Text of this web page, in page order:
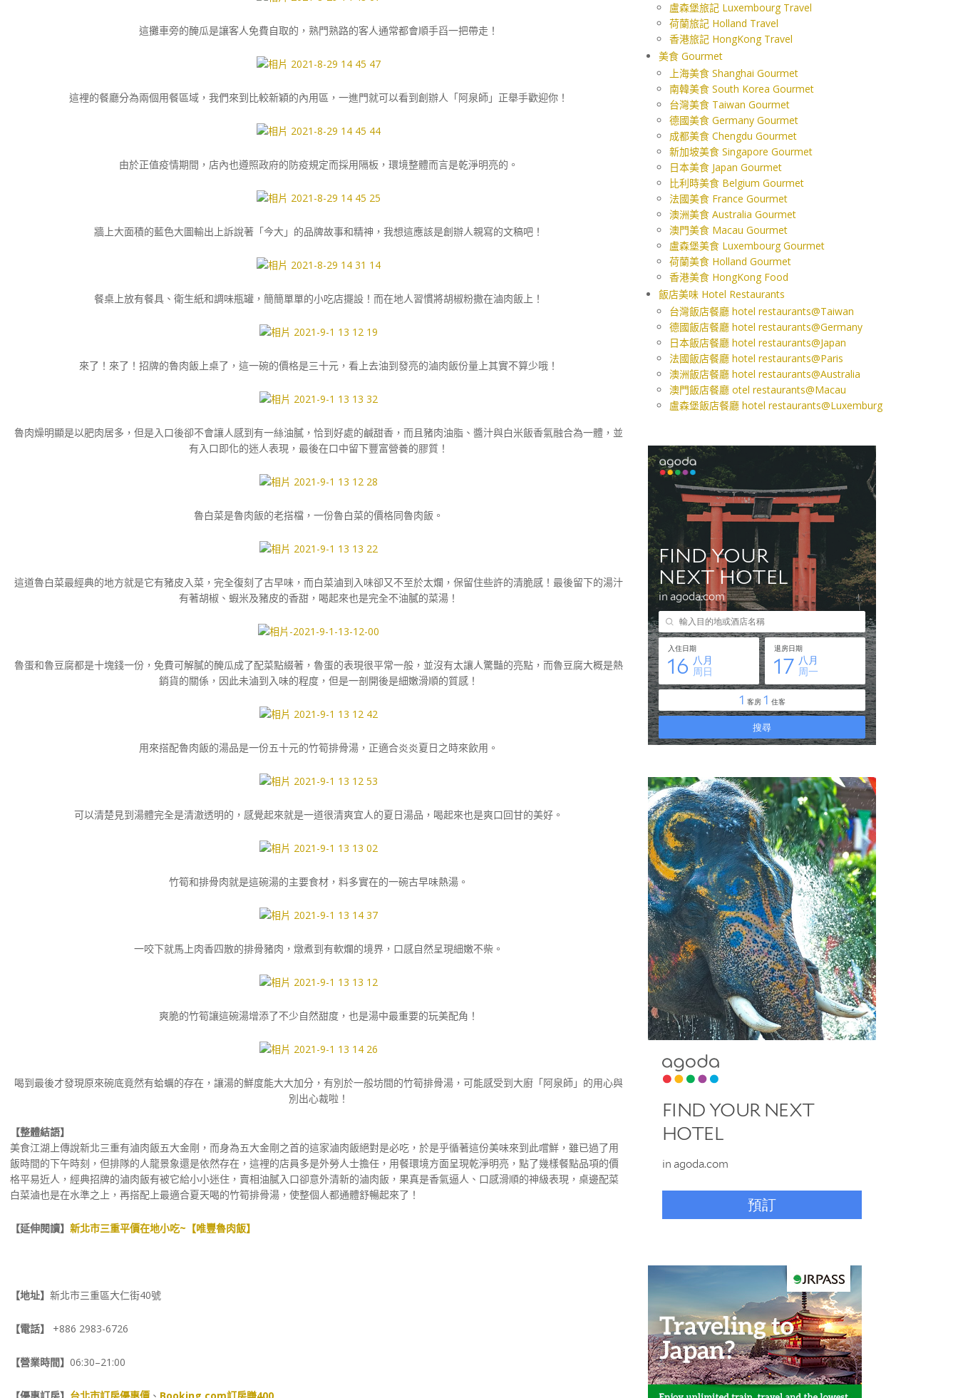
這攤車旁的醃瓜是讓客人免費自取的，熟門熟路的客人通常都會順手舀一把帶走！
這裡的餐廳分為兩個用餐區域，我們來到比較新穎的內用區，一進門就可以看到創辦人「阿泉師」正舉手歡迎你！
由於正值疫情期間，店內也遵照政府的防疫規定而採用隔板，環境整體而言是乾淨明亮的。
牆上大面積的藍色大圖輸出上訴說著「今大」的品牌故事和精神，我想這應該是創辦人親寫的文稿吧！
餐桌上放有餐具、衛生紙和調味瓶罐，簡簡單單的小吃店擺設！而在地人習慣將胡椒粉撒在滷肉飯上！
來了！來了！招牌的魯肉飯上桌了，這一碗的價格是三十元，看上去油到發亮的滷肉飯份量上其實不算少哦！
魯肉燥明顯是以肥肉居多，但是入口後卻不會讓人感到有一絲油膩，恰到好處的鹹甜香，而且豬肉油脂、醬汁與白米飯香氣融合為一體，並
有入口即化的迷人表現，最後在口中留下豐富營養的膠質！
魯白菜是魯肉飯的老搭檔，一份魯白菜的價格同魯肉飯。
這道魯白菜最經典的地方就是它有豬皮入菜，完全復刻了古早味，而白菜滷到入味卻又不至於太爛，保留住些許的清脆感！最後留下的湯汁
有著胡椒、蝦米及豬皮的香甜，喝起來也是完全不油膩的菜湯！
魯蛋和魯豆腐都是十塊錢一份，免費可解膩的醃瓜成了配菜點綴著，魯蛋的表現很平常一般，並沒有太讓人驚豔的亮點，而魯豆腐大概是熱
銷貨的關係，因此未滷到入味的程度，但是一剖開後是細嫩滑順的質感！
用來搭配魯肉飯的湯品是一份五十元的竹筍排骨湯，正適合炎炎夏日之時來飲用。
可以清楚見到湯體完全是清澈透明的，感覺起來就是一道很清爽宜人的夏日湯品，喝起來也是爽口回甘的美好。
竹筍和排骨肉就是這碗湯的主要食材，料多實在的一碗古早味熱湯。
一咬下就馬上肉香四散的排骨豬肉，燉煮到有軟爛的境界，口感自然呈現細嫩不柴。
爽脆的竹筍讓這碗湯增添了不少自然甜度，也是湯中最重要的玩美配角！
喝到最後才發現原來碗底竟然有蛤蠣的存在，讓湯的鮮度能大大加分，有別於一般坊間的竹筍排骨湯，可能感受到大廚「阿泉師」的用心與
別出心裁啦！
【整體結語】
美食江湖上傳說新北三重有滷肉飯五大金剛，而身為五大金剛之首的這家滷肉飯絕對是必吃，於是乎循著這份美味來到此嚐鮮，雖已過了用
飯時間的下午時刻，但排隊的人龍景象還是依然存在，這裡的店員多是外勞人士擔任，用餐環境方面呈現乾淨明亮，點了幾樣餐點品項的價
格平易近人，經典招牌的滷肉飯有被它給小小迷住，賣相油膩入口卻意外清新的滷肉飯，果真是香氣逼人、口感滑順的神級表現，桌邊配菜
白菜滷也是在水準之上，再搭配上最適合夏天喝的竹筍排骨湯，使整個人都通體舒暢起來了！
【延伸閱讀】 新北市三重平價在地小吃~【唯豐魯肉飯】
【地址】 新北市三重區大仁街40號
【電話】 +886 2983-6726
【營業時間】 06:30–21:00
盧森堡旅記 Luxembourg Travel
荷蘭旅記 Holland Travel
香港旅記 HongKong Travel
美食 Gourmet
上海美食 Shanghai Gourmet
南韓美食 South Korea Gourmet
台灣美食 Taiwan Gourmet
德國美食 Germany Gourmet
成都美食 Chengdu Gourmet
新加坡美食 Singapore Gourmet
日本美食 Japan Gourmet
比利時美食 Belgium Gourmet
法國美食 France Gourmet
澳洲美食 Australia Gourmet
澳門美食 Macau Gourmet
盧森堡美食 Luxembourg Gourmet
荷蘭美食 Holland Gourmet
香港美食 HongKong Food
飯店美味 Hotel Restaurants
台灣飯店餐廳 hotel restaurants@Taiwan
德國飯店餐廳 hotel restaurants@Germany
日本飯店餐廳 hotel restaurants@Japan
法國飯店餐廳 hotel restaurants@Paris
澳洲飯店餐廳 hotel restaurants@Australia
澳門飯店餐廳 otel restaurants@Macau
盧森堡飯店餐廳 hotel restaurants@Luxemburg